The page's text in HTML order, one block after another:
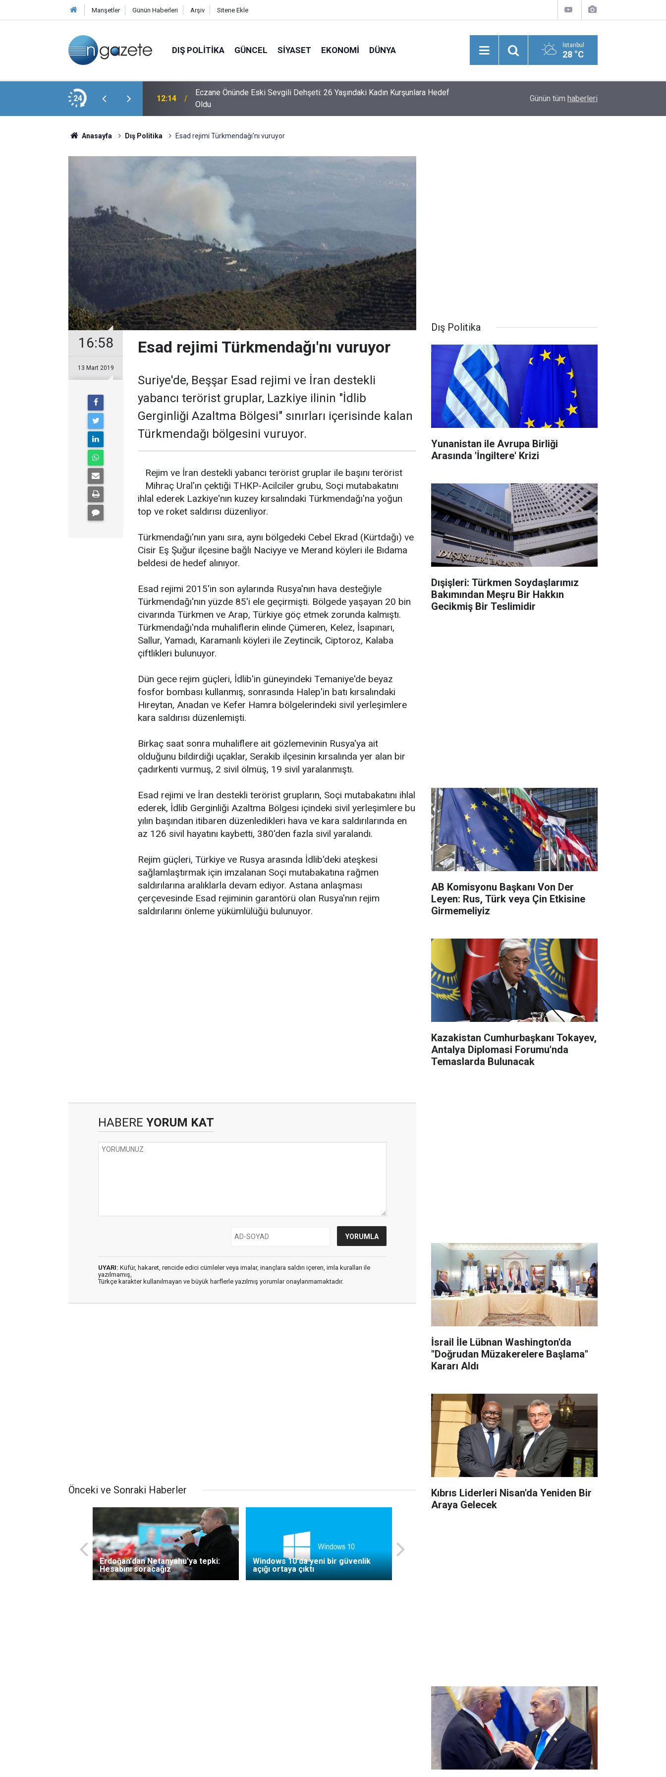
Manşetler Günün Haberleri Arşiv Sitene Ekle
DIŞ POLITIKA GÜNCEL SIYASET EKONOMI DÜNYA İstanbul
28 °C
24
Burkay Karatepe Silahların Gömdüğü Yeri
12:14
Eczane Önünde Eski Sevgili Dehşeti: 26 Yaşındaki Kadın Kurşunlara Hedef
Oldu
Damadı Gözaltında
Günün tüm haberleri
Anasayfa Dış Politika Esad rejimi Türkmendağı'nı vuruyor
16:58
13 Mart 2019
Esad rejimi Türkmendağı'nı vuruyor
Suriye'de, Beşşar Esad rejimi ve İran destekli
yabancı terörist gruplar, Lazkiye ilinin "İdlib
Gerginliği Azaltma Bölgesi" sınırları içerisinde kalan
Türkmendağı bölgesini vuruyor.
Rejim ve İran destekli yabancı terörist gruplar ile başını terörist
Mihraç Ural'ın çektiği THKP-Acilciler grubu, Soçi mutabakatını
ihlal ederek Lazkiye'nın kuzey kırsalındaki Türkmendağı'na yoğun
top ve roket saldırısı düzenliyor.
Türkmendağı'nın yanı sıra, aynı bölgedeki Cebel Ekrad (Kürtdağı) ve
Cisir Eş Şuğur ilçesine bağlı Naciyye ve Merand köyleri ile Bıdama
beldesi de hedef alınıyor.
Esad rejimi 2015'in son aylarında Rusya'nın hava desteğiyle
Türkmendağı'nın yüzde 85'i ele geçirmişti. Bölgede yaşayan 20 bin
civarında Türkmen ve Arap, Türkiye göç etmek zorunda kalmıştı.
Türkmendağı'nda muhaliflerin elinde Çümeren, Kelez, İsapınarı,
Sallur, Yamadı, Karamanlı köyleri ile Zeytincik, Ciptoroz, Kalaba
çiftlikleri bulunuyor.
Dün gece rejim güçleri, İdlib'in güneyindeki Temaniye'de beyaz
fosfor bombası kullanmış, sonrasında Halep'in batı kırsalındaki
Hıreytan, Anadan ve Kefer Hamra bölgelerindeki sivil yerleşimlere
kara saldırısı düzenlemişti.
Birkaç saat sonra muhaliflere ait gözlemevinin Rusya'ya ait
olduğunu bildirdiği uçaklar, Serakib ilçesinin kırsalında yer alan bir
çadırkenti vurmuş, 2 sivil ölmüş, 19 sivil yaralanmıştı.
Esad rejimi ve İran destekli terörist grupların, Soçi mutabakatını ihlal
ederek, İdlib Gerginliği Azaltma Bölgesi içindeki sivil yerleşimlere bu
yılın başından itibaren düzenledikleri hava ve kara saldırılarında en
az 126 sivil hayatını kaybetti, 380'den fazla sivil yaralandı.
Rejim güçleri, Türkiye ve Rusya arasında İdlib'deki ateşkesi
sağlamlaştırmak için imzalanan Soçi mutabakatına rağmen
saldırılarına aralıklarla devam ediyor. Astana anlaşması
çerçevesinde Esad rejiminin garantörü olan Rusya'nın rejim
saldırılarını önleme yükümlülüğü bulunuyor.
HABERE YORUM KAT
UYARI: Küfür, hakaret, rencide edici cümleler veya imalar, inançlara saldırı içeren, imla kuralları ile
yazılmamış,
Türkçe karakter kullanılmayan ve büyük harflerle yazılmış yorumlar onaylanmamaktadır.
Önceki ve Sonraki Haberler
Erdoğan'dan Netanyahu'ya tepki:
Hesabını soracağız
Windows 10'da yeni bir güvenlik
açığı ortaya çıktı
Dış Politika
Yunanistan ile Avrupa Birliği
Arasında 'İngiltere' Krizi
Dışişleri: Türkmen Soydaşlarımız
Bakımından Meşru Bir Hakkın
Gecikmiş Bir Teslimidir
AB Komisyonu Başkanı Von Der
Leyen: Rus, Türk veya Çin Etkisine
Girmemeliyiz
Kazakistan Cumhurbaşkanı Tokayev,
Antalya Diplomasi Forumu'nda
Temaslarda Bulunacak
İsrail İle Lübnan Washington'da
"Doğrudan Müzakerelere Başlama"
Kararı Aldı
Kıbrıs Liderleri Nisan'da Yeniden Bir
Araya Gelecek